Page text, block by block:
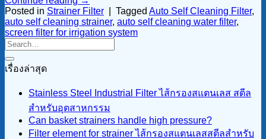
Posted in Strainer Filter Tagged Auto Self Cleaning Filter,
auto self cleaning strainer, auto self cleaning water filter,
screen filter for irrigation system
เรื่องล่าสุด
Stainless Steel Industrial Filter ไส้กรองสแตนเลส สตีล
สำหรับอุตสาหกรรม
Can basket strainers handle high pressure?
Filter element for strainer ไส้กรองสแตนเลสสตีลสำหรับ